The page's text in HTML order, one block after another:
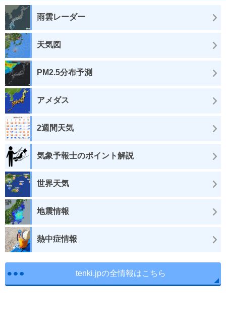
雨雲レーダー
天気図
PM2.5分布予測
アメダス
2週間天気
気象予報士のポイント解説
世界天気
地震情報
熱中症情報
tenki.jpの全情報はこちら